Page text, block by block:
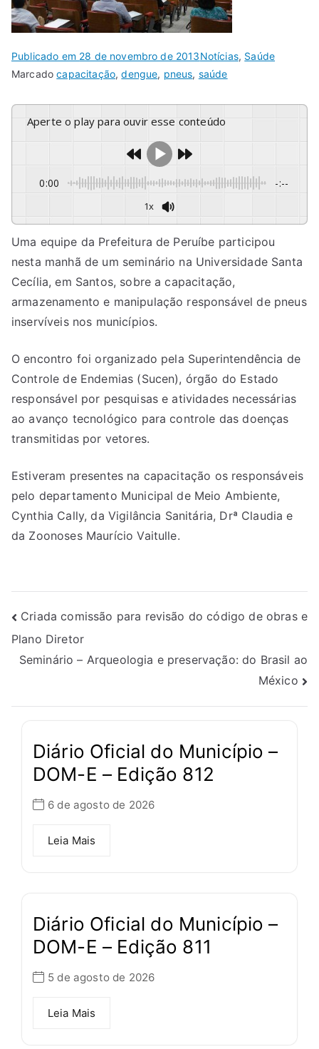
Publicado em 28 de novembro de 2013Notícias, Saúde
Marcadocapacitação,dengue, pneus, saúde
Aperte o play para ouvir esse conteúdo
0:00 -:--
1x
Uma equipe da Prefeitura de Peruíbe participou
nesta manhã de um seminário na Universidade Santa
Cecília, em Santos, sobre a capacitação,
armazenamento e manipulação responsável de pneus
inservíveis nos municípios.
O encontro foi organizado pela Superintendência de
Controle de Endemias (Sucen), órgão do Estado
responsável por pesquisas e atividades necessárias
ao avanço tecnológico para controle das doenças
transmitidas por vetores.
Estiveram presentes na capacitação os responsáveis
pelo departamento Municipal de Meio Ambiente,
Cynthia Cally, da Vigilância Sanitária, Drª Claudia e
da Zoonoses Maurício Vaitulle.
Criada comissão para revisão do código de obras e
Plano Diretor
Seminário – Arqueologia e preservação: do Brasil ao
México
Diário Oficial do Município –
DOM-E – Edição 812
6 de agosto de 2026
Leia Mais
Diário Oficial do Município –
DOM-E – Edição 811
5 de agosto de 2026
Leia Mais